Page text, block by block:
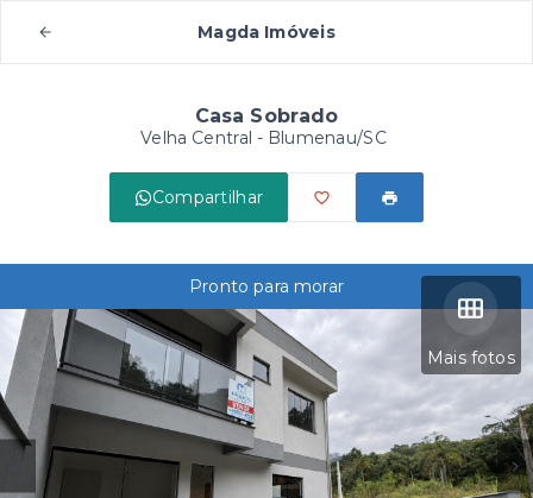
Magda Imóveis
Casa Sobrado
Velha Central - Blumenau/SC
Compartilhar
Mais fotos
Pronto para morar